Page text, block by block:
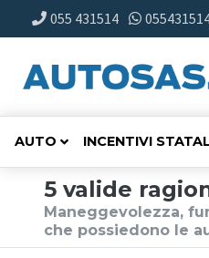
055 431514
AUTO INCENTIVI
5 valide
Maneggevolezza,
che possiedono le